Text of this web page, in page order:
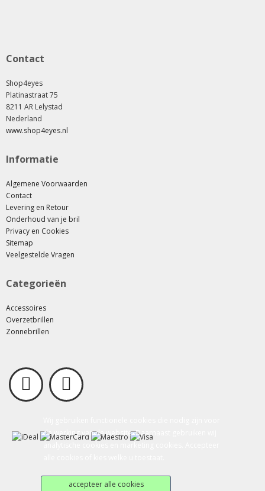
de werking van de website. Daarnaast gebruiken wij
accepteer alle cookies
Contact
Shop4eyes
Platinastraat 75
8211 AR Lelystad
Nederland
www.shop4eyes.nl
Informatie
Algemene Voorwaarden
Contact
Levering en Retour
Onderhoud van je bril
Privacy en Cookies
Sitemap
Veelgestelde Vragen
Categorieën
Accessoires
Overzetbrillen
Zonnebrillen